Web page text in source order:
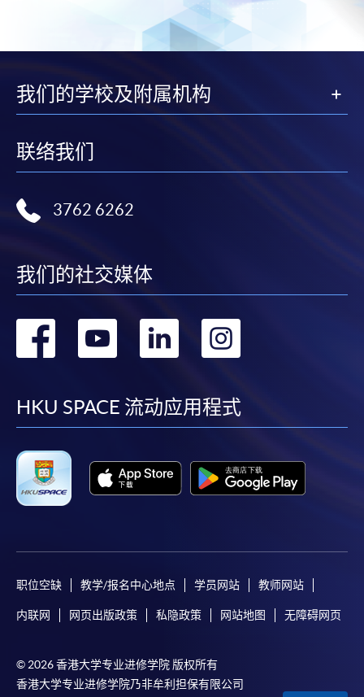
我们的学校及附属机构
联络我们
3762 6262
我们的社交媒体
转
facebook
转
youtube
转
linkedin
转
HKU SPACE 流动应用程式
职位空缺 教学/报名中心地点 学员网站 教师网站
内联网 网页出版政策 私隐政策 网站地图 无障碍网页
© 2026 香港大学专业进修学院 版权所有
香港大学专业进修学院乃非牟利担保有限公司